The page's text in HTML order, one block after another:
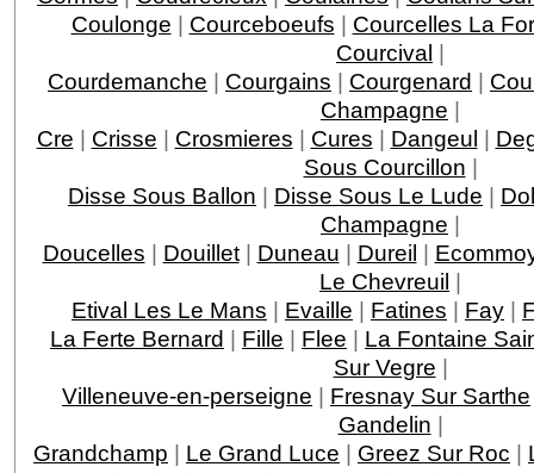
Coulonge | Courceboeufs | Courcelles La
Courcival |
Courdemanche | Courgains | Courgenard |
Champagne |
Cre | Crisse | Crosmieres | Cures | Dangeul |
Sous Courcillon |
Disse Sous Ballon | Disse Sous Le Lude |
Champagne |
Doucelles | Douillet| Duneau | Dureil |
Le Chevreuil |
Etival Les Le Mans | Evaille | Fatines | Fay |
La Ferte Bernard | Fille | Flee | La Fontaine
Sur Vegre |
Villeneuve-en-perseigne | Fresnay Sur Sarthe
Gandelin |
Grandchamp | Le Grand Luce | Greez Sur Roc |